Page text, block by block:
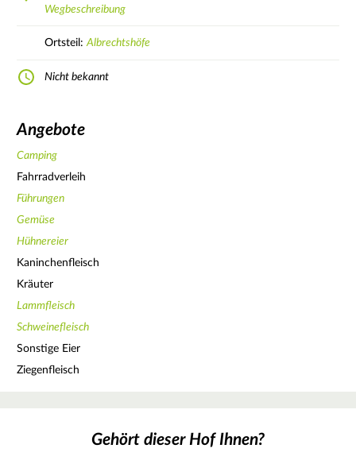
Wegbeschreibung
Ortsteil:Albrechtshöfe
Nicht bekannt
Angebote
Camping
Fahrradverleih
Führungen
Gemüse
Hühnereier
Kaninchenfleisch
Kräuter
Lammfleisch
Schweinefleisch
Sonstige Eier
Ziegenfleisch
Gehört dieser Hof Ihnen?